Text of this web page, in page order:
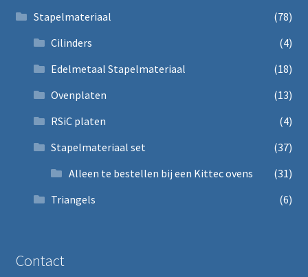
Stapelmateriaal
(78)
Cilinders
(4)
Edelmetaal Stapelmateriaal
(18)
Ovenplaten
(13)
RSiC platen
(4)
Stapelmateriaal set
(37)
Alleen te bestellen bij een Kittec ovens
(31)
Triangels
(6)
Contact